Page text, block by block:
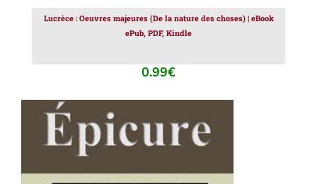
Lucrèce : Oeuvres majeures (De la nature des choses) | eBook
ePub, PDF, Kindle
0.99€